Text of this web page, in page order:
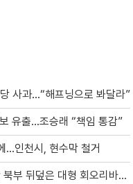
사과…“해프닝으로 봐달라”
유출…조승래 “책임 통감”
…인천시, 현수막 철거
회오리바람…먼지 다 빨아들여 [현장영상]